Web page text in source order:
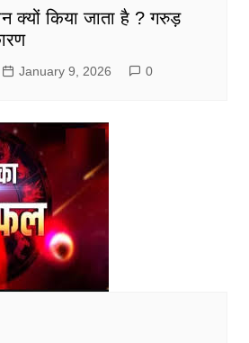
क्यों किया जाता है ? गरुड़
January 9, 2026 0